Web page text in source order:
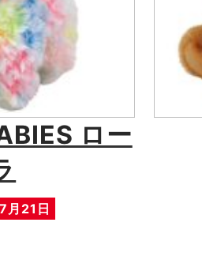
ロー
月21日